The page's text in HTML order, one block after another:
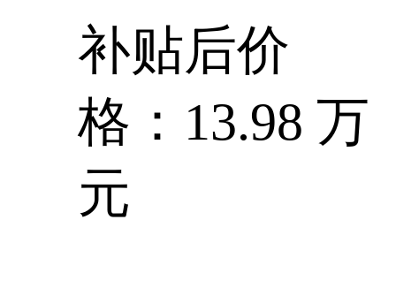
补贴后价
格：13.98 万
元